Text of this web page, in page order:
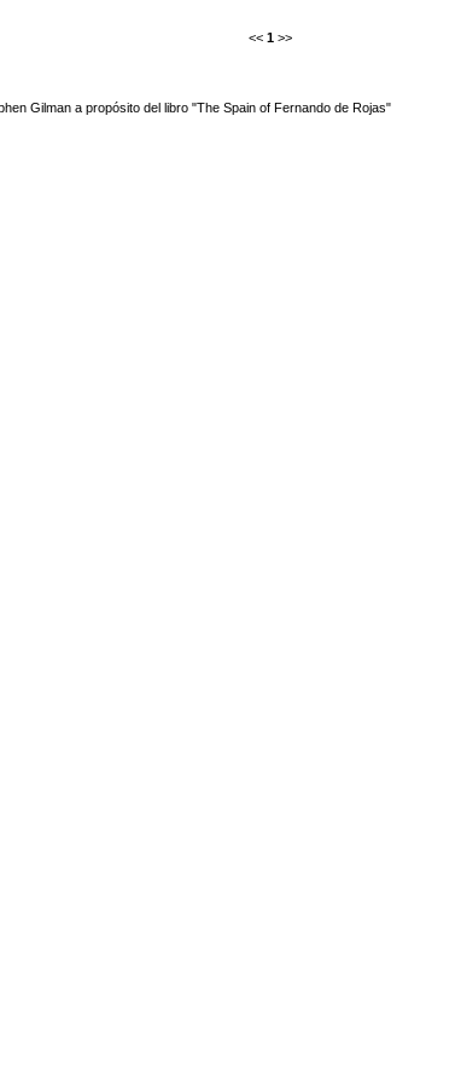
<< 1 >>
Gilman a propósito del libro "The Spain of Fernando de Rojas"